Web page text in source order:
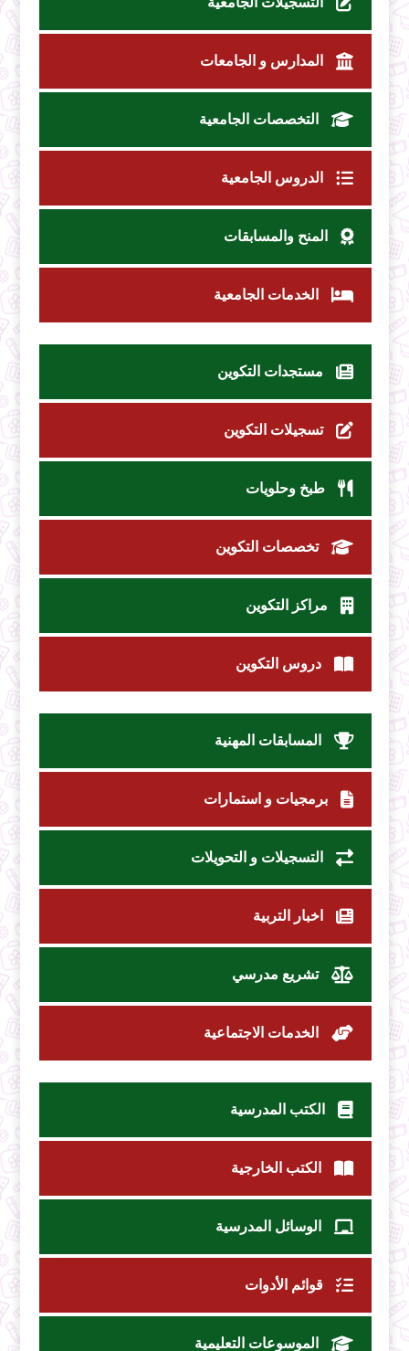
المدارس و الجامعات
التخصصات الجامعية
الدروس الجامعية
المنح والمسابقات
الخدمات الجامعية
مستجدات التكوين
تسجيلات التكوين
طبخ وحلويات
تخصصات التكوين
مراكز التكوين
دروس التكوين
المسابقات المهنية
برمجيات و استمارات
التسجيلات و التحويلات
اخبار التربية
تشريع مدرسي
الخدمات الاجتماعية
الكتب المدرسية
الكتب الخارجية
الوسائل المدرسية
قوائم الأدوات
الموسوعات التعليمية